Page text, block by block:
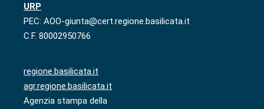
URP
PEC: AOO-giunta@cert.regione.basilicata.it
C.F. 80002950766
regione.basilicata.it
agr.regione.basilicata.it
Agenzia stampa della